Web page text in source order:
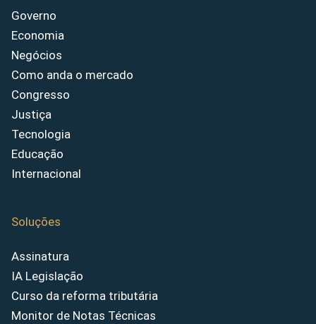
Governo
Economia
Negócios
Como anda o mercado
Congresso
Justiça
Tecnologia
Educação
Internacional
Soluções
Assinatura
IA Legislação
Curso da reforma tributária
Monitor de Notas Técnicas